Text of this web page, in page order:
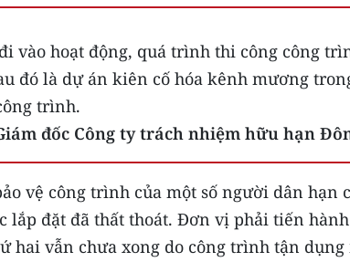
vào hoạt động, quá trình thi công công
đó là dự án kiên cố hóa kênh mương
trình.
đốc Công ty trách nhiệm hữu hạn
vệ công trình của một số người dân hạn
lắp đặt đã thất thoát. Đơn vị phải tiến
hai vẫn chưa xong do công trình tận